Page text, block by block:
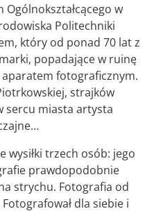
w
Politechniki
który od ponad 70 lat z
popadające w ruinę
fotograficznym.
strajków
sercu miasta artysta
wysiłki trzech osób: jego
prawdopodobnie
strychu. Fotografia od
dla siebie i